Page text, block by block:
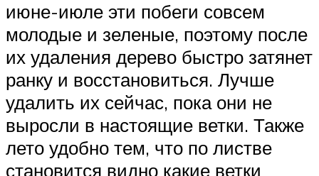
июне-июле эти побеги совсем
молодые и зеленые, поэтому после
их удаления дерево быстро затянет
ранку и восстановиться. Лучше
удалить их сейчас, пока они не
выросли в настоящие ветки. Также
лето удобно тем, что по листве
становится видно какие ветки